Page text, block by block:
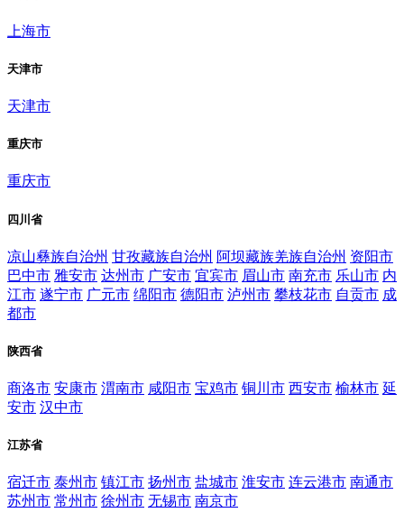
上海市
天津市
天津市
重庆市
重庆市
四川省
凉山彝族自治州 甘孜藏族自治州 阿坝藏族羌族自治州 资阳市
巴中市 雅安市 达州市 广安市 宜宾市 眉山市 南充市 乐山市 内
江市 遂宁市 广元市 绵阳市 德阳市 泸州市 攀枝花市 自贡市 成
都市
陕西省
商洛市 安康市 渭南市 咸阳市 宝鸡市 铜川市 西安市 榆林市 延
安市 汉中市
江苏省
宿迁市 泰州市 镇江市 扬州市 盐城市 淮安市 连云港市 南通市
苏州市 常州市 徐州市 无锡市 南京市